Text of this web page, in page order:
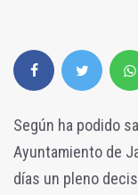
Según ha podido
Ayuntamiento de
días un pleno